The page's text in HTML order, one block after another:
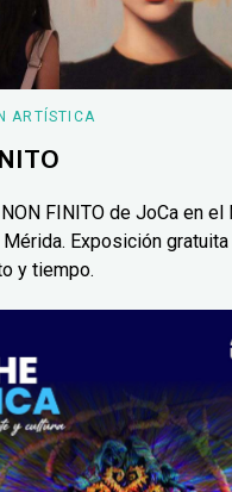
ARTÍSTICA
FINITO de JoCa en
Mérida. Exposición
y tiempo.